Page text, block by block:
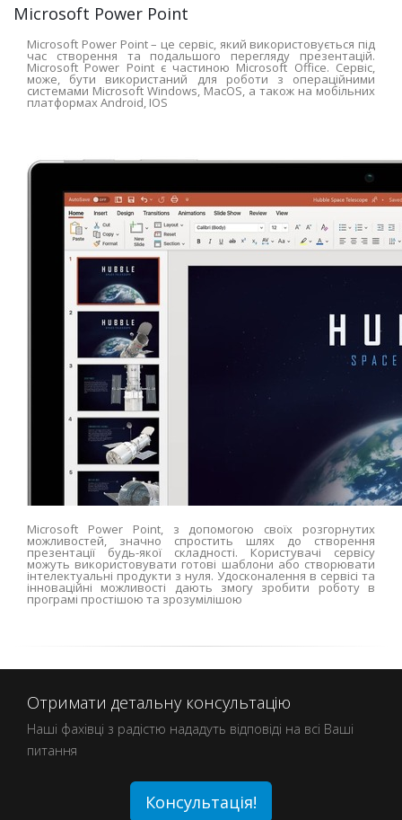
Microsoft Power Point
Microsoft Power Point – це сервіс, який використовується під
час створення та подальшого перегляду презентацій.
Microsoft Power Point є частиною Microsoft Office. Сервіс,
може, бути використаний для роботи з операційними
системами Microsoft Windows, MacOS, а також на мобільних
платформах Android, IOS
Microsoft Power Point, з допомогою своїх розгорнутих
можливостей, значно спростить шлях до створення
презентації будь-якої складності. Користувачі сервісу
можуть використовувати готові шаблони або створювати
інтелектуальні продукти з нуля. Удосконалення в сервісі та
інноваційні можливості дають змогу зробити роботу в
програмі простішою та зрозумілішою
Отримати детальну консультацію
Наші фахівці з радістю нададуть відповіді на всі Ваші
питання
Консультація!